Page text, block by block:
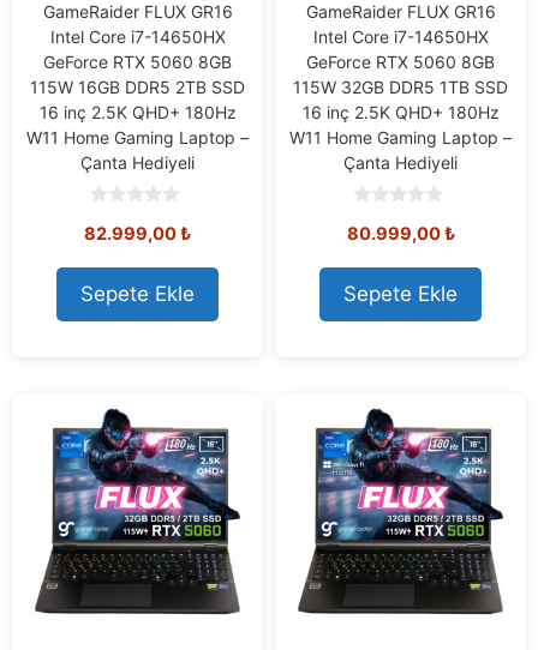
GameRaider FLUX GR16
Intel Core i7-14650HX
GeForce RTX 5060 8GB
115W 16GB DDR5 2TB SSD
16 inç 2.5K QHD+ 180Hz
W11 Home Gaming Laptop –
Çanta Hediyeli
o
t
o
f
5
82.999,00₺
Sepete Ekle
GameRaider FLUX GR16
Intel Core i7-14650HX
GeForce RTX 5060 8GB
115W 32GB DDR5 1TB SSD
16 inç 2.5K QHD+ 180Hz
W11 Home Gaming Laptop –
Çanta Hediyeli
o
t
o
f
5
80.999,00₺
Sepete Ekle